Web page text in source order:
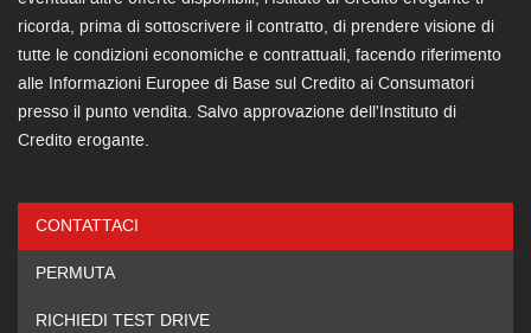
Ho letto e accettol'informativa privacy*
Acconsento al trattamento dei miei dati per finalità di
ricorda, prima di sottoscrivere il contratto, di prendere visione di
tutte le condizioni economiche e contrattuali, facendo riferimento
alle Informazioni Europee di Base sul Credito ai Consumatori
presso il punto vendita. Salvo approvazione dell'Instituto di
Credito erogante.
CONTATTACI
PERMUTA
RICHIEDI TEST DRIVE